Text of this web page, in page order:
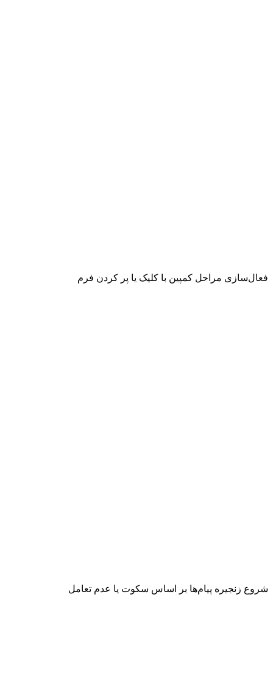
فعال‌سازی مراحل کمپین با کلیک یا پر کردن فرم
شروع زنجیره پیام‌ها بر اساس سکوت یا عدم تعامل